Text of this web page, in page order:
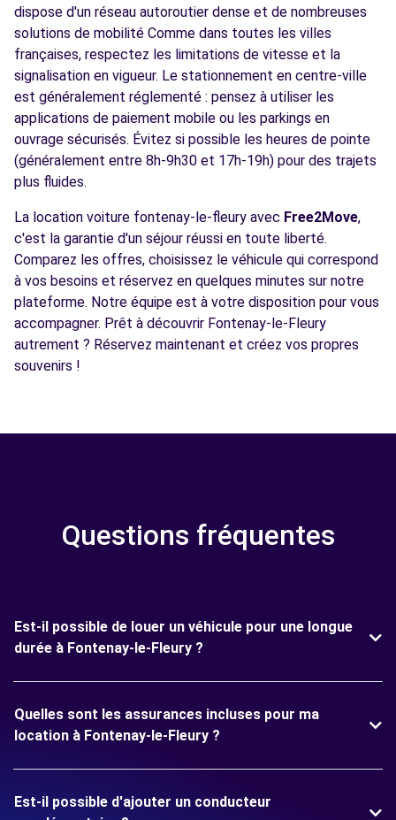
dispose d'un réseau autoroutier dense et de nombreuses
solutions de mobilité Comme dans toutes les villes
françaises, respectez les limitations de vitesse et la
signalisation en vigueur. Le stationnement en centre-ville
est généralement réglementé : pensez à utiliser les
applications de paiement mobile ou les parkings en
ouvrage sécurisés. Évitez si possible les heures de pointe
(généralement entre 8h-9h30 et 17h-19h) pour des trajets
plus fluides.
La location voiture fontenay-le-fleury avec Free2Move,
c'est la garantie d'un séjour réussi en toute liberté.
Comparez les offres, choisissez le véhicule qui correspond
à vos besoins et réservez en quelques minutes sur notre
plateforme. Notre équipe est à votre disposition pour vous
accompagner. Prêt à découvrir Fontenay-le-Fleury
autrement ? Réservez maintenant et créez vos propres
souvenirs !
Questions fréquentes
Est-il possible de louer un véhicule pour une longue
durée à Fontenay-le-Fleury ?
Quelles sont les assurances incluses pour ma
location à Fontenay-le-Fleury ?
Est-il possible d'ajouter un conducteur